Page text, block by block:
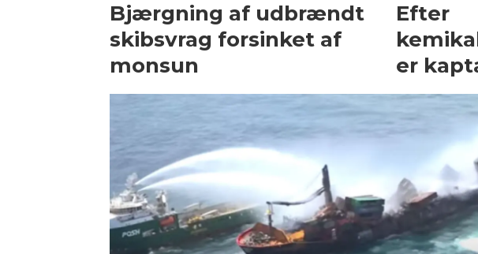
Bjærgning af udbrændt
skibsvrag forsinket af
monsun
Efter
er